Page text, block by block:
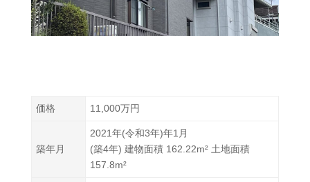
価格 11,000万円
築年月
2021年(令和3年)年1月
(築4年) 建物面積 162.22m² 土地面積
157.8m²